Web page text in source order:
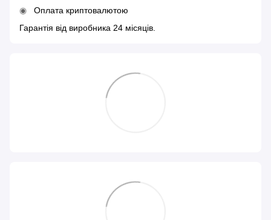
Оплата криптовалютою
Гарантія від виробника 24 місяців.